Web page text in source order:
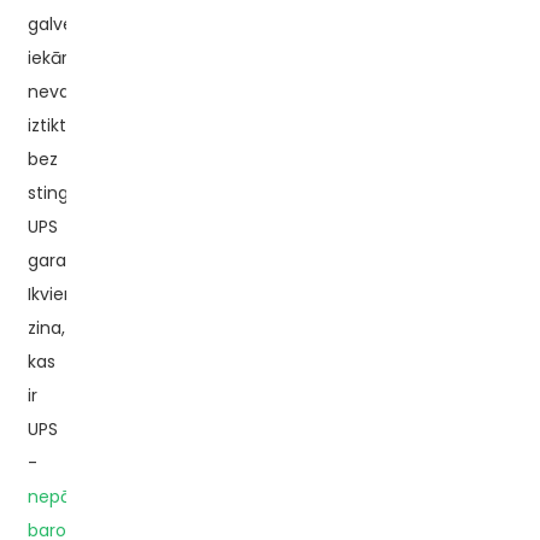
galveno
iekārtu
nevar
iztikt
bez
stingras
UPS
garantijas.
Ikviens
zina,
kas
ir
UPS
-
nepārtrauktās
barošanas